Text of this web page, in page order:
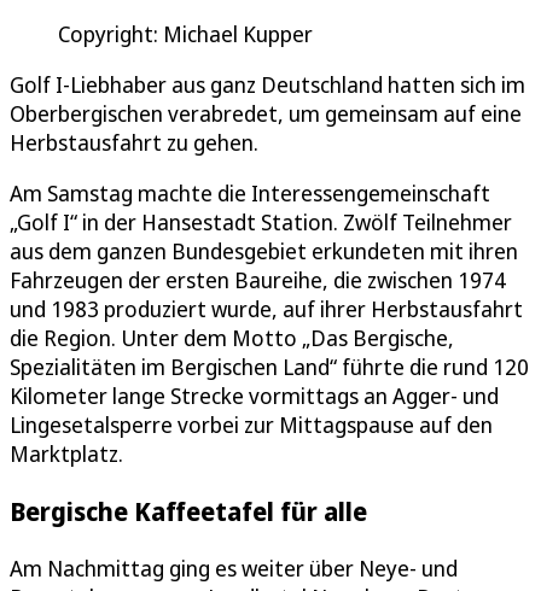
Copyright: Michael Kupper
Golf I-Liebhaber aus ganz Deutschland hatten sich im
Oberbergischen verabredet, um gemeinsam auf eine
Herbstausfahrt zu gehen.
Am Samstag machte die Interessengemeinschaft
„Golf I“ in der Hansestadt Station. Zwölf Teilnehmer
aus dem ganzen Bundesgebiet erkundeten mit ihren
Fahrzeugen der ersten Baureihe, die zwischen 1974
und 1983 produziert wurde, auf ihrer Herbstausfahrt
die Region. Unter dem Motto „Das Bergische,
Spezialitäten im Bergischen Land“ führte die rund 120
Kilometer lange Strecke vormittags an Agger- und
Lingesetalsperre vorbei zur Mittagspause auf den
Marktplatz.
Bergische Kaffeetafel für alle
Am Nachmittag ging es weiter über Neye- und